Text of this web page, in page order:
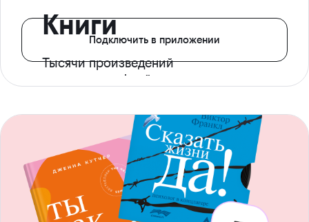
Книги
Тысячи произведений
с доступом офлайн
Подключить в приложении